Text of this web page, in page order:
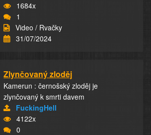
1684x
1
Video / Rvačky
31/07/2024
Zlynčovaný zloděj
Kamerun : černošský zloděj je
zlynčovaný k smrti davem
FuckingHell
4122x
0